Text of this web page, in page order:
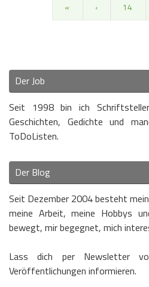
« ‹ 14
Der Job
Seit 1998 bin ich
Geschichten, Gedichte und
ToDoListen.
Der Blog
Seit Dezember 2004 besteht
meine Arbeit, meine Hobbys
bewegt, mir begegnet, mich
Lass dich per Newsletter
Veröffentlichungen informieren.